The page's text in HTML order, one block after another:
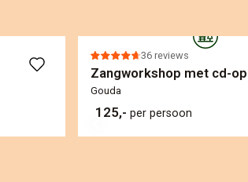
36 reviews
Zangworkshop met cd-
Gouda
125,- per persoon